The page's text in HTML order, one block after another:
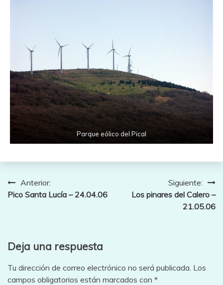
Parque eólico del Pical
Navegación
Anterior:
Pico Santa Lucía – 24.04.06
Siguiente:
Los pinares del Calero –
21.05.06
Deja una respuesta
Tu dirección de correo electrónico no será publicada. Los
campos obligatorios están marcados con *